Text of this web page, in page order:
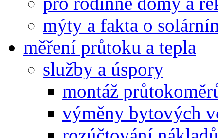
mýty a fakta o
měření průtoku a tepla
služby a úspory
montáž
výměny bytových